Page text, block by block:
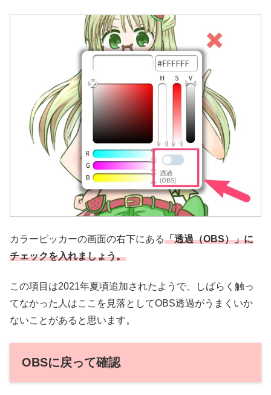
カラーピッカーの画面の右下にある「透過（OBS）」に
チェックを入れましょう。
この項目は2021年夏頃追加されたようで、しばらく触っ
てなかった人はここを見落としてOBS透過がうまくいか
ないことがあると思います。
OBSに戻って確認